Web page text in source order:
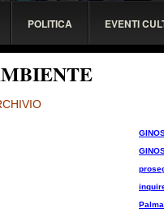
POLITICA EVENTI